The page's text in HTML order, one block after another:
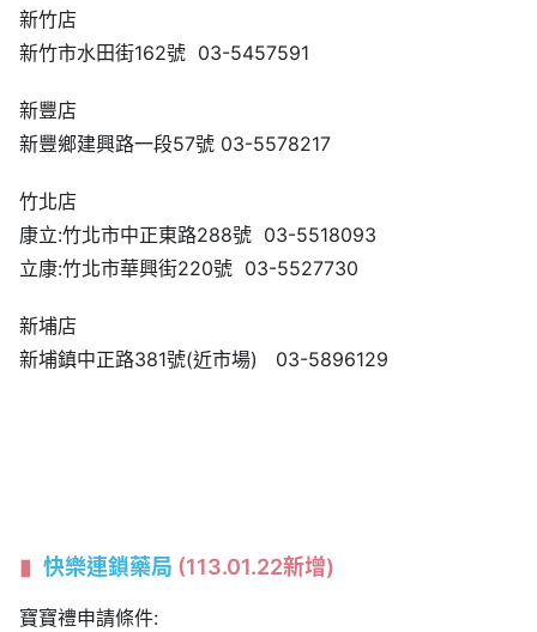
新竹店
新竹市水田街162號 03-5457591
新豐店
新豐鄉建興路一段57號 03-5578217
竹北店
康立:竹北市中正東路288號 03-5518093
立康:竹北市華興街220號 03-5527730
新埔店
新埔鎮中正路381號(近市場) 03-5896129
快樂連鎖藥局 (113.01.22新增)
寶寶禮申請條件: